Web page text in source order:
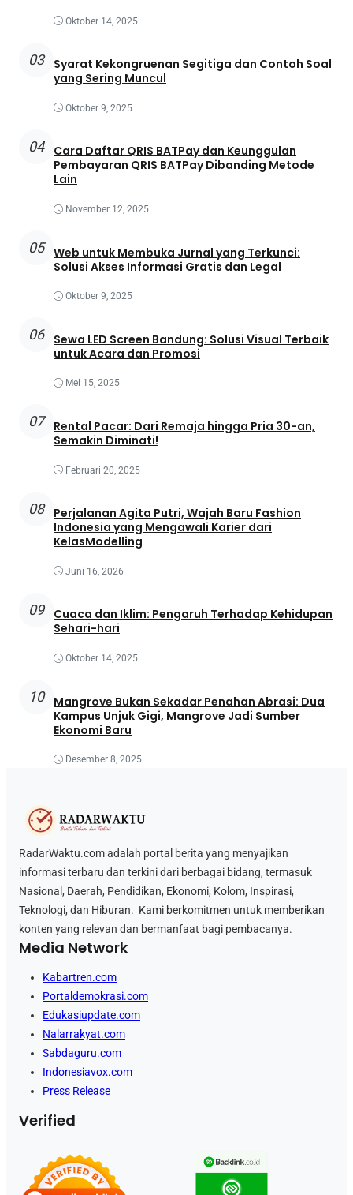
Oktober 14, 2025
03
Syarat Kekongruenan Segitiga dan Contoh Soal
yang Sering Muncul
Oktober 9, 2025
04
Cara Daftar QRIS BATPay dan Keunggulan
Pembayaran QRIS BATPay Dibanding Metode
Lain
November 12, 2025
05 Web untuk Membuka Jurnal yang Terkunci:
Solusi Akses Informasi Gratis dan Legal
Oktober 9, 2025
06
Sewa LED Screen Bandung: Solusi Visual Terbaik
untuk Acara dan Promosi
Mei 15, 2025
07
Rental Pacar: Dari Remaja hingga Pria 30-an,
Semakin Diminati!
Februari 20, 2025
08
Perjalanan Agita Putri, Wajah Baru Fashion
Indonesia yang Mengawali Karier dari
KelasModelling
Juni 16, 2026
09
Cuaca dan Iklim: Pengaruh Terhadap Kehidupan
Sehari-hari
Oktober 14, 2025
10
Mangrove Bukan Sekadar Penahan Abrasi: Dua
Kampus Unjuk Gigi, Mangrove Jadi Sumber
Ekonomi Baru
Desember 8, 2025
RadarWaktu.com adalah portal berita yang menyajikan
informasi terbaru dan terkini dari berbagai bidang, termasuk
Nasional, Daerah, Pendidikan, Ekonomi, Kolom, Inspirasi,
Teknologi, dan Hiburan. Kami berkomitmen untuk memberikan
konten yang relevan dan bermanfaat bagi pembacanya.
Media Network
Kabartren.com
Portaldemokrasi.com
Edukasiupdate.com
Nalarrakyat.com
Sabdaguru.com
Indonesiavox.com
Press Release
Verified